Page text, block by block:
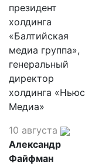
президент
холдинга
«Балтийская
медиа группа»,
генеральный
директор
холдинга «Ньюс
Медиа»
10 августа
Александр
Файфман